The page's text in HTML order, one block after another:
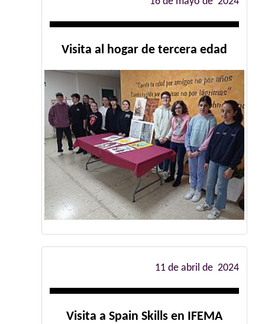
Visita al hogar de tercera edad
11 de abril de 2024
Visita a Spain Skills en IFEMA